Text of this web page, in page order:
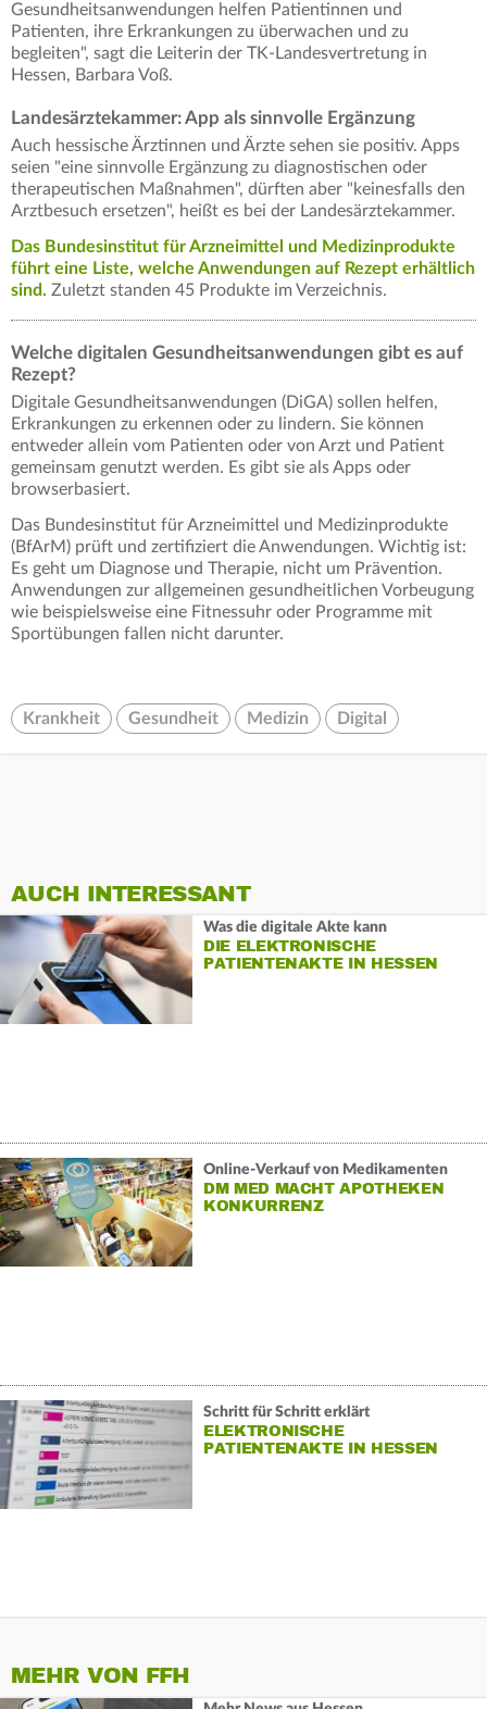
Gesundheitsanwendungen helfen Patientinnen und
Patienten, ihre Erkrankungen zu überwachen und zu
begleiten", sagt die Leiterin der TK-Landesvertretung in
Hessen, Barbara Voß.
Landesärztekammer: App als sinnvolle Ergänzung
Auch hessische Ärztinnen und Ärzte sehen sie positiv. Apps
seien "eine sinnvolle Ergänzung zu diagnostischen oder
therapeutischen Maßnahmen", dürften aber "keinesfalls den
Arztbesuch ersetzen", heißt es bei der Landesärztekammer.
Das Bundesinstitut für Arzneimittel und Medizinprodukte
führt eine Liste, welche Anwendungen auf Rezept erhältlich
sind. Zuletzt standen 45 Produkte im Verzeichnis.
Welche digitalen Gesundheitsanwendungen gibt es auf
Rezept?
Digitale Gesundheitsanwendungen (DiGA) sollen helfen,
Erkrankungen zu erkennen oder zu lindern. Sie können
entweder allein vom Patienten oder von Arzt und Patient
gemeinsam genutzt werden. Es gibt sie als Apps oder
browserbasiert.
Das Bundesinstitut für Arzneimittel und Medizinprodukte
(BfArM) prüft und zertifiziert die Anwendungen. Wichtig ist:
Es geht um Diagnose und Therapie, nicht um Prävention.
Anwendungen zur allgemeinen gesundheitlichen Vorbeugung
wie beispielsweise eine Fitnessuhr oder Programme mit
Sportübungen fallen nicht darunter.
Krankheit Gesundheit Medizin Digital
AUCH INTERESSANT
Was die digitale Akte kann
DIE ELEKTRONISCHE
PATIENTENAKTE IN HESSEN
Online-Verkauf von Medikamenten
DM MED MACHT APOTHEKEN
KONKURRENZ
Schritt für Schritt erklärt
ELEKTRONISCHE
PATIENTENAKTE IN HESSEN
MEHR VON FFH